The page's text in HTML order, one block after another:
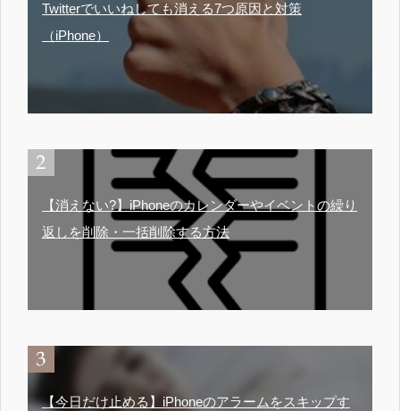
Twitterでいいねしても消える7つ原因と対策
（iPhone）
【消えない?】iPhoneのカレンダーやイベントの繰り
返しを削除・一括削除する方法
【今日だけ止める】iPhoneのアラームをスキップす